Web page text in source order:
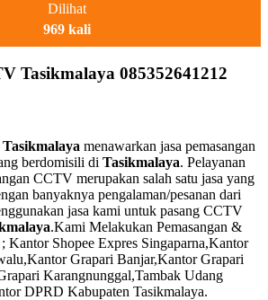
Dilihat
969 kali
Tasikmalaya 085352641212
menawarkan jasa pemasangan
berdomisili di Tasikmalaya. Pelayanan
CCTV merupakan salah satu jasa yang
banyaknya pengalaman/pesanan dari
jasa kami untuk pasang CCTV
.Kami Melakukan Pemasangan &
Kantor Shopee Expres Singaparna,Kantor
Grapari Banjar,Kantor Grapari
Karangnunggal,Tambak Udang
DPRD Kabupaten Tasikmalaya.